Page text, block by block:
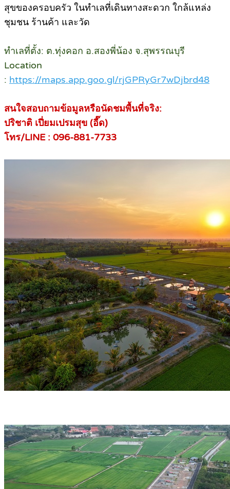
สุขของครอบครัว ในทำเลที่เดินทางสะดวก ใกล้แหล่ง
ชุมชน ร้านค้า และวัด
ทำเลที่ตั้ง: ต.ทุ่งคอก อ.สองพี่น้อง จ.สุพรรณบุรี
Location
: https://maps.app.goo.gl/rjGPRyGr7wDjbrd48
สนใจสอบถามข้อมูลหรือนัดชมพื้นที่จริง:
ปริชาติ เปี่ยมเปรมสุข (อี๊ด)
โทร/LINE : 096-881-7733